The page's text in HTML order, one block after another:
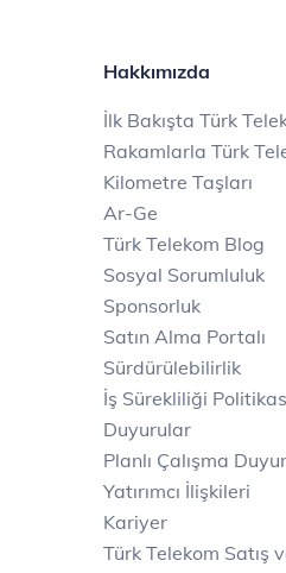
Tivibulu
Kampanyası
Kampanyası
Hakkımızda
İlk Bakışta Türk
Rakamlarla Türk
Kilometre Taşları
Ar-Ge
Türk Telekom Blog
Sosyal Sorumluluk
Sponsorluk
Satın Alma Portalı
Sürdürülebilirlik
İş Sürekliliği
Duyurular
Planlı Çalışma
Yatırımcı İlişkileri
Kariyer
Türk Telekom Satış